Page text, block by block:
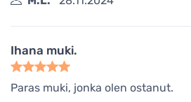
Ihana muki.
Paras muki, jonka olen ostanut.